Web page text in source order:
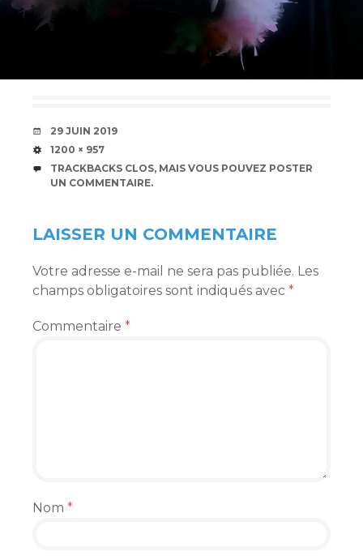
DATE
29 JUIN 2019
TAILLE
1200 × 957
TRACKBACKS CLOS, MAIS VOUS POUVEZ POSTER
UN COMMENTAIRE.
LAISSER UN COMMENTAIRE
Votre adresse e-mail ne sera pas publiée. Les
champs obligatoires sont indiqués avec *
Commentaire *
Nom *